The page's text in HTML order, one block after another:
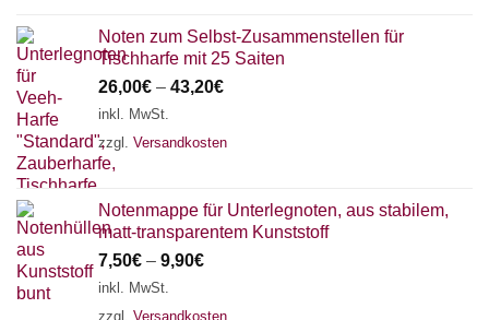
Noten zum Selbst-Zusammenstellen für
Tischharfe mit 25 Saiten
26,00€ – 43,20€
inkl. MwSt.
zzgl. Versandkosten
Notenmappe für Unterlegnoten, aus stabilem,
matt-transparentem Kunststoff
7,50€ – 9,90€
inkl. MwSt.
zzgl. Versandkosten